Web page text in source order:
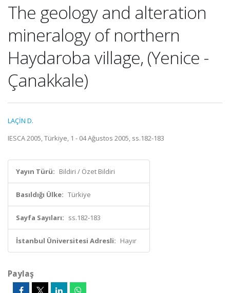
The geology and alteration
mineralogy of northern
Haydaroba village, (Yenice -
Çanakkale)
LAÇİN D.
IESCA 2005, Türkiye, 1 - 04 Ağustos 2005, ss.182-183
Yayın Türü: Bildiri / Özet Bildiri
Basıldığı Ülke: Türkiye
Sayfa Sayıları: ss.182-183
İstanbul Üniversitesi Adresli: Hayır
Paylaş